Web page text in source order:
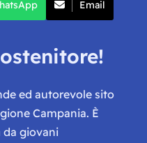
Email
ed autorevole sito
Campania. È
giovani